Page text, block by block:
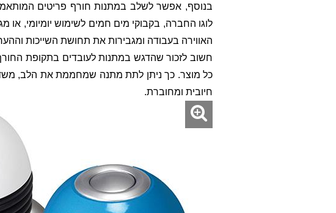
בנוסף, אפשר לשלב במתנות חורף פריטים
לוגו החברה, בקבוקי מים חמים לשימוש יומיומי, או
האווירה בעבודה ומגבירות את תחושת השייכות
חשוב לזכור שהדגש במתנות לעובדים בתקופת
כל מוצר. כך ניתן לתת מתנה שמחממת את הלב,
חיובית ומחוברת.